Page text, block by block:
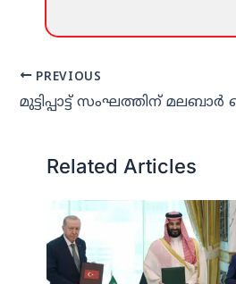
PREVIOUS
Related Articles